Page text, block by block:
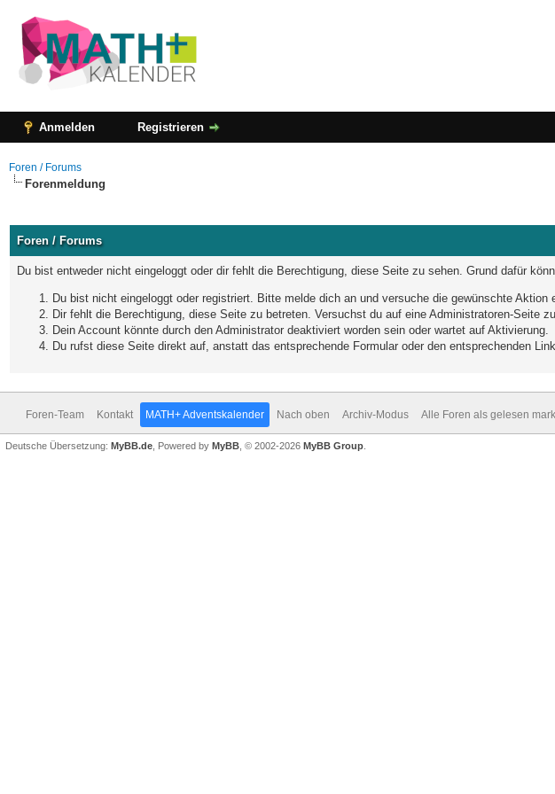
Anmelden Registrieren
Foren / Forums
Forenmeldung
Foren / Forums
Du bist entweder nicht eingeloggt oder dir fehlt die Berechtigung, diese Seite zu sehen. Grund dafür
Du bist nicht eingeloggt oder registriert. Bitte melde dich an und versuche die gewünschte Aktion
Dir fehlt die Berechtigung, diese Seite zu betreten. Versuchst du auf eine Administratoren-Seite
Dein Account könnte durch den Administrator deaktiviert worden sein oder wartet auf Aktivierung.
Du rufst diese Seite direkt auf, anstatt das entsprechende Formular oder den entsprechenden
Foren-Team Kontakt MATH+ Adventskalender Nach oben Archiv-Modus Alle Foren als gelesen
Deutsche Übersetzung: MyBB.de , Powered by MyBB , © 2002-2026 MyBB Group